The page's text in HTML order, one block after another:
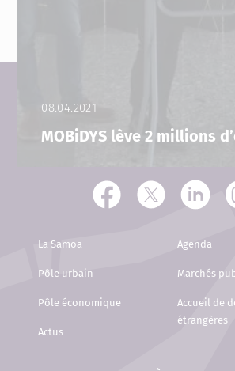
08.04.2021
MOBiDYS lève 2 millions
La Samoa
Pôle urbain
Pôle économique
Actus
Agenda
Marchés
Accueil de
étrangères